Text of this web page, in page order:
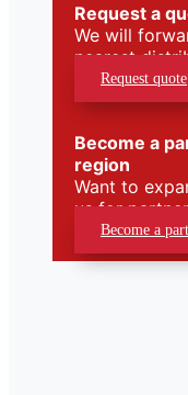
Request a
We will
nearest
Request quote
Become a
region
Want to
us for
Become a